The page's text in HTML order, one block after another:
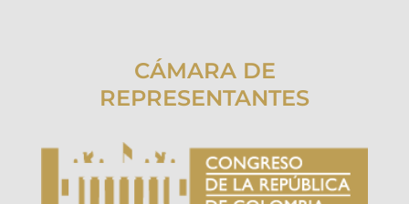
CÁMARA DE
REPRESENTANTES